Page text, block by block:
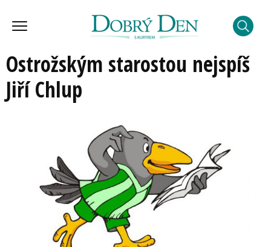
Ostrožským starostou nejspíš
Jiří Chlup